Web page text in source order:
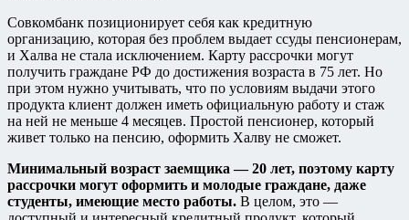
Совкомбанк позиционирует себя как кредитную
организацию, которая без проблем выдает ссуды пенсионерам,
и Халва не стала исключением. Карту рассрочки могут
получить граждане РФ до достижения возраста в 75 лет. Но
при этом нужно учитывать, что по условиям выдачи этого
продукта клиент должен иметь официальную работу и стаж
на ней не меньше 4 месяцев. Простой пенсионер, который
живет только на пенсию, оформить Халву не сможет.
Минимальный возраст заемщика — 20 лет, поэтому карту
рассрочки могут оформить и молодые граждане, даже
студенты, имеющие место работы. В целом, это —